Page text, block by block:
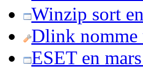
Winzip sort
Dlink nomme
ESET en